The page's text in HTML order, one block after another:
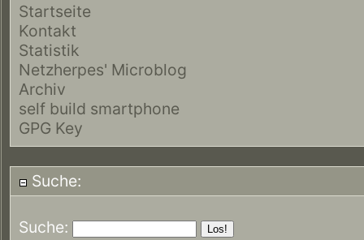
Startseite
Kontakt
Statistik
Netzherpes' Microblog
Archiv
self build smartphone
GPG Key
Suche:
Suche: